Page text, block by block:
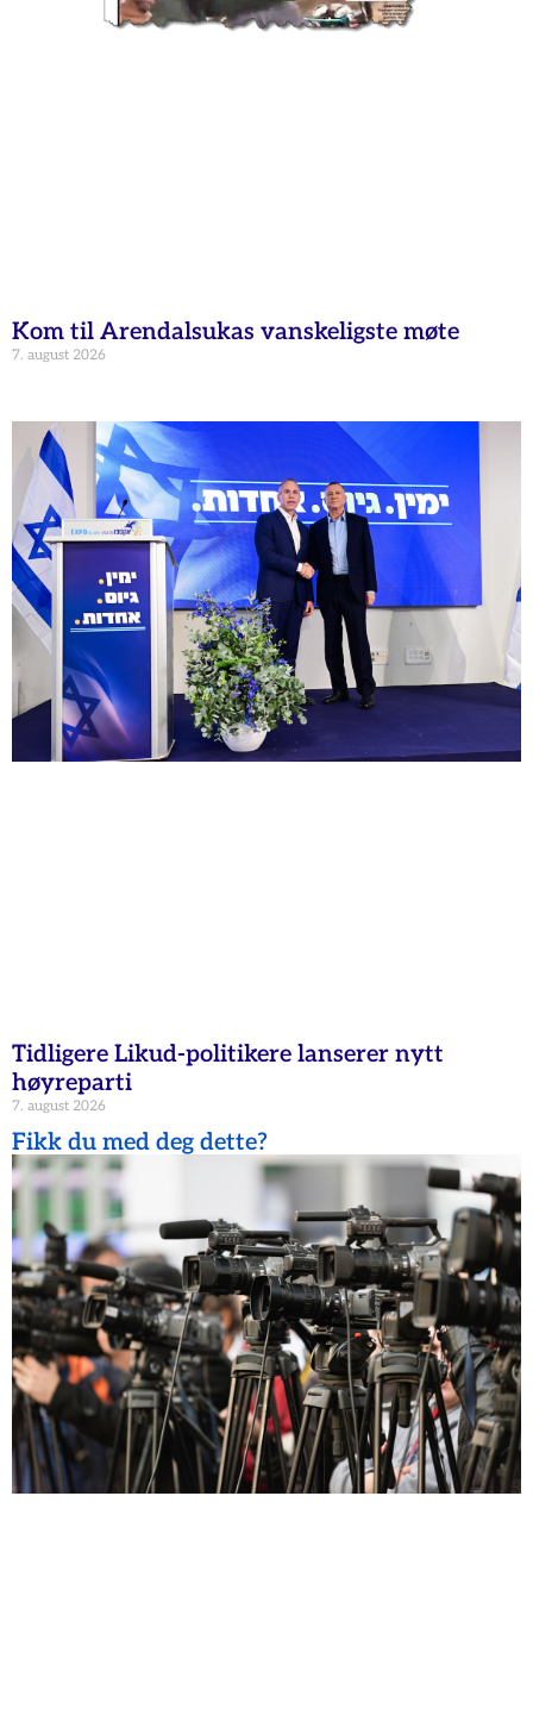
Kom til Arendalsukas vanskeligste møte
7. august 2026
Tidligere Likud-politikere lanserer nytt
høyreparti
7. august 2026
Fikk du med deg dette?